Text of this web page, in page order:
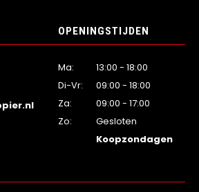
OPENINGSTIJDEN
Ma:
13:00 - 18:00
Di-Vr:
09:00 - 18:00
Za:
09:00 - 17:00
Zo:
Gesloten
Koopzondagen